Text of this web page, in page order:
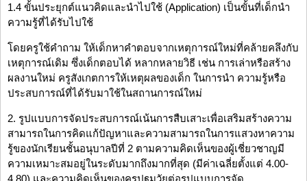
1.4 ขั้นประยุกต์แนวคิดและนำไปใช้ (Application) เป็นขั้นที่เด็กนำ
ความรู้ที่ได้รับไปใช้
โดยครูใช้คำถาม ให้เด็กหาคำตอบจากเหตุการณ์ใหม่ที่คล้ายคลึงกับ
เหตุการณ์เดิม ซึ่งเด็กตอบได้ หลากหลายวิธี เช่น การเล่าหรือสร้าง
ผลงานใหม่ ครูสังเกตการให้เหตุผลของเด็ก ในการนำ ความรู้หรือ
ประสบการณ์ที่ได้รับมาใช้ในสถานการณ์ใหม่
2. รูปแบบการจัดประสบการณ์เน้นการสืบเสาะเพื่อเสริมสร้างความ
สามารถในการคิดแก้ปัญหาและความสามารถในการแสวงหาความ
รู้ของนักเรียนชั้นอนุบาลปีที่ 2 ตามความคิดเห็นของผู้เชี่ยวชาญมี
ความเหมาะสมอยู่ในระดับมากถึงมากที่สุด (มีค่าเฉลี่ยตั้งแต่ 4.00-